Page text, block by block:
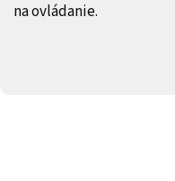
na ovládanie.